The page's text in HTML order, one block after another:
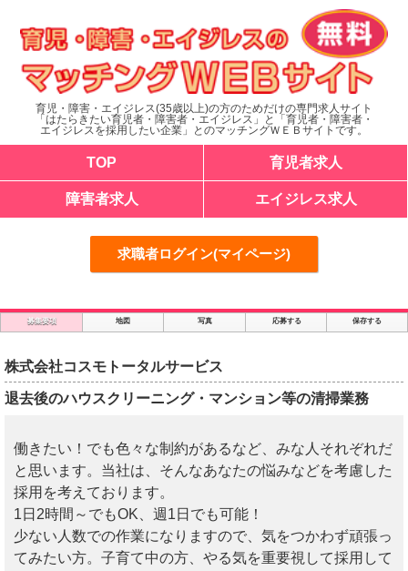
育児・障害・エイジレス(35歳以上)の方のためだけの専門求人サイト
「はたらきたい育児者・障害者・エイジレス」と「育児者・障害者・
エイジレスを採用したい企業」とのマッチングＷＥＢサイトです。
TOP 育児者求人
障害者求人 エイジレス求人
求職者ログイン(マイページ)
募集要項 地図 写真 応募する 保存する
株式会社コスモトータルサービス
退去後のハウスクリーニング・マンション等の清掃業務
働きたい！でも色々な制約があるなど、みな人それぞれだ
と思います。当社は、そんなあなたの悩みなどを考慮した
採用を考えております。
1日2時間～でもOK、週1日でも可能！
少ない人数での作業になりますので、気をつかわず頑張っ
てみたい方。子育て中の方、やる気を重要視して採用して